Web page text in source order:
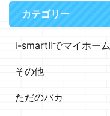
カテゴリー
i-smartⅡでマイホーム
その他
ただのバカ